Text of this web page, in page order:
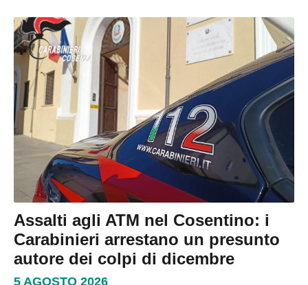
Assalti agli ATM nel Cosentino: i
Carabinieri arrestano un presunto
autore dei colpi di dicembre
5 AGOSTO 2026